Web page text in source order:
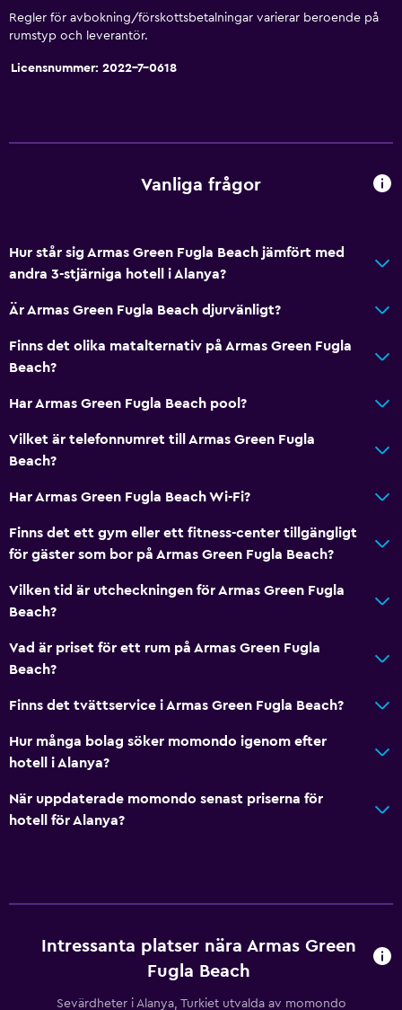
Regler för avbokning/förskottsbetalningar varierar beroende på
rumstyp och leverantör.
Licensnummer: 2022-7-0618
Vanliga frågor
Hur står sig Armas Green Fugla Beach jämfört med
andra 3-stjärniga hotell i Alanya?
Är Armas Green Fugla Beach djurvänligt?
Finns det olika matalternativ på Armas Green Fugla
Beach?
Har Armas Green Fugla Beach pool?
Vilket är telefonnumret till Armas Green Fugla
Beach?
Har Armas Green Fugla Beach Wi-Fi?
Finns det ett gym eller ett fitness-center tillgängligt
för gäster som bor på Armas Green Fugla Beach?
Vilken tid är utcheckningen för Armas Green Fugla
Beach?
Vad är priset för ett rum på Armas Green Fugla
Beach?
Finns det tvättservice i Armas Green Fugla Beach?
Hur många bolag söker momondo igenom efter
hotell i Alanya?
När uppdaterade momondo senast priserna för
hotell för Alanya?
Intressanta platser nära Armas Green
Fugla Beach
Sevärdheter i Alanya, Turkiet utvalda av momondo